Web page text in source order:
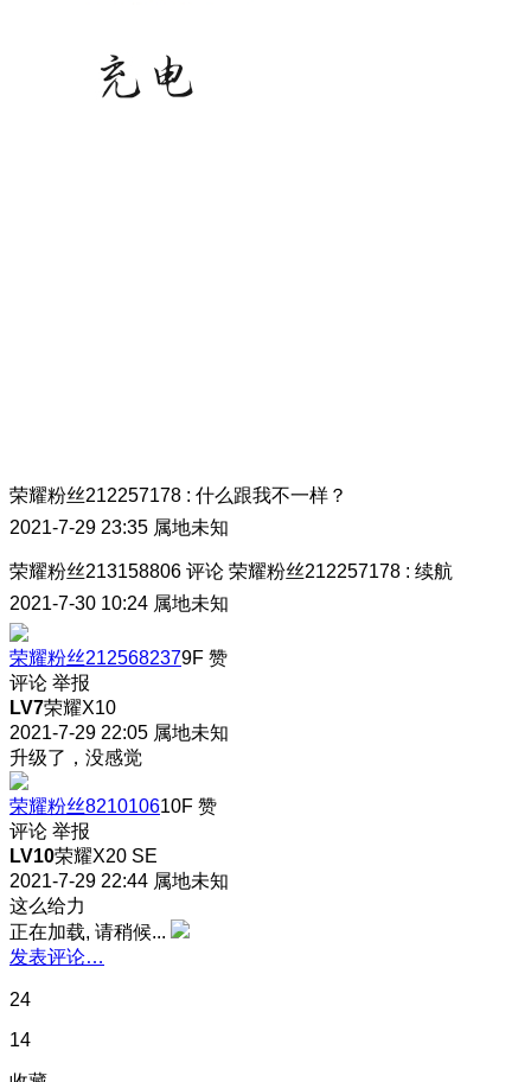
荣耀粉丝212257178 : 什么跟我不一样？
2021-7-29 23:35 属地未知
荣耀粉丝213158806 评论 荣耀粉丝212257178 : 续航
2021-7-30 10:24 属地未知
荣耀粉丝2125682379F 赞
评论 举报
LV7荣耀X10
2021-7-29 22:05 属地未知
升级了，没感觉
荣耀粉丝821010610F 赞
评论 举报
LV10荣耀X20 SE
2021-7-29 22:44 属地未知
这么给力
正在加载, 请稍候...
发表评论…
24
14